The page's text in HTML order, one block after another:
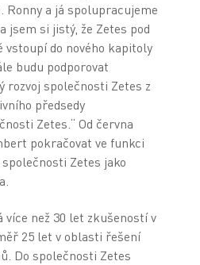
Ronny a já spolupracujeme
jsem si jistý, že Zetes pod
vstoupí do nového kapitoly
budu podporovat
rozvoj společnosti Zetes z
předsedy
Zetes.“ Od června
pokračovat ve funkci
Zetes jako
více než 30 let zkušeností v
25 let v oblasti řešení
Do společnosti Zetes